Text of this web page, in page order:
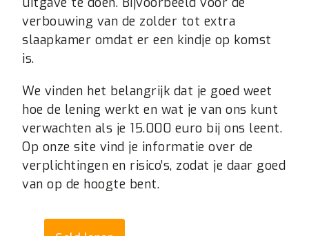
verbouwing van de zolder tot extra
slaapkamer omdat er een kindje op komst
is.
We vinden het belangrijk dat je goed weet
hoe de lening werkt en wat je van ons kunt
verwachten als je 15.000 euro bij ons leent.
Op onze site vind je informatie over de
verplichtingen en risico’s, zodat je daar goed
van op de hoogte bent.